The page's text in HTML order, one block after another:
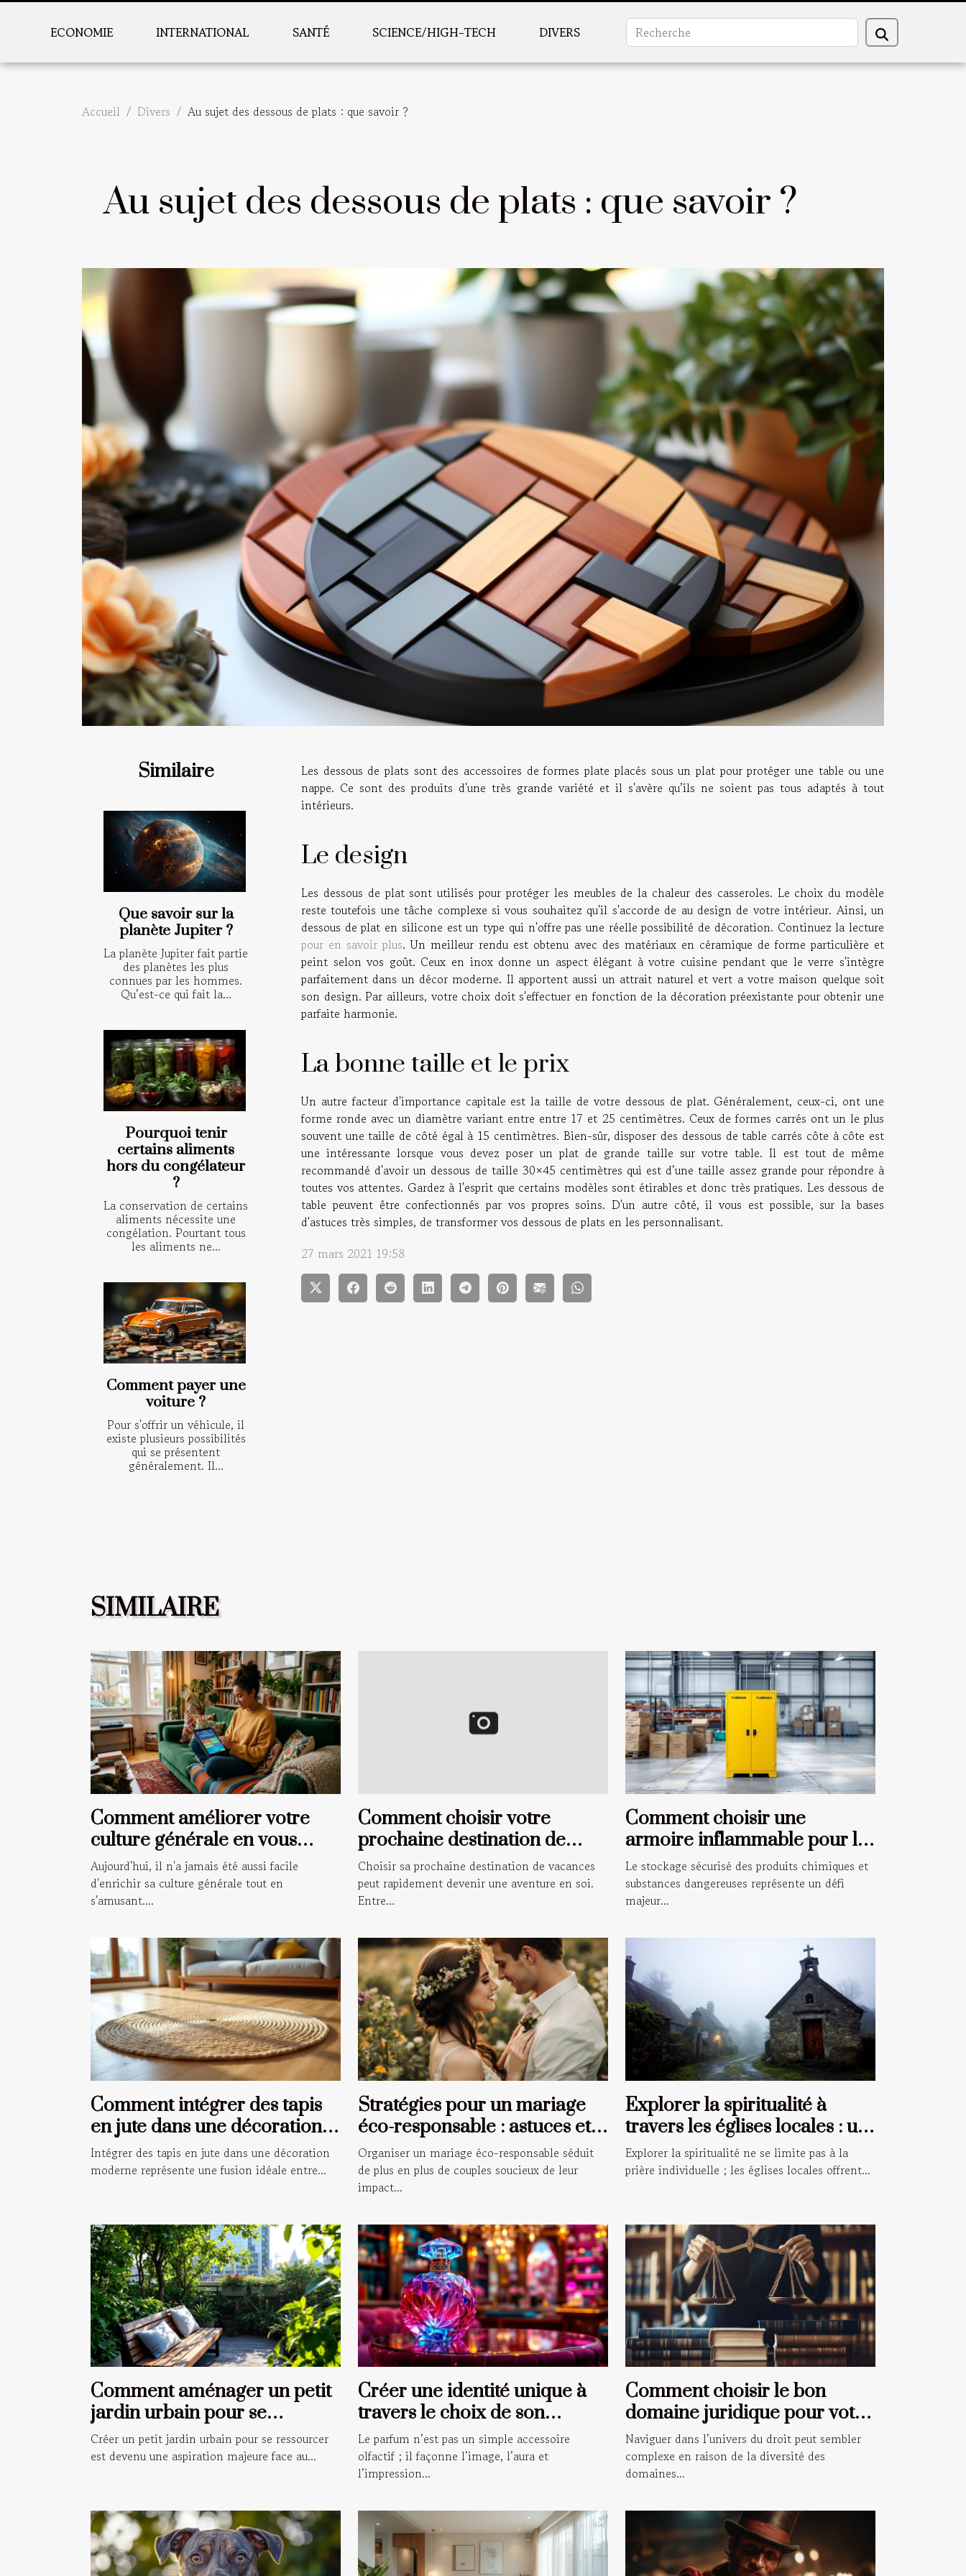
ECONOMIE INTERNATIONAL SANTÉ SCIENCE/HIGH-TECH DIVERS
Accueil Divers Au sujet des dessous de plats : que savoir ?
Au sujet des dessous de plats : que savoir ?
Similaire
Que savoir sur la
planète Jupiter ?
La planète Jupiter fait partie
des planètes les plus
connues par les hommes.
Qu’est-ce qui fait la...
Pourquoi tenir
certains aliments
hors du congélateur
?
La conservation de certains
aliments nécessite une
congélation. Pourtant tous
les aliments ne...
Comment payer une
voiture ?
Pour s'offrir un véhicule, il
existe plusieurs possibilités
qui se présentent
généralement. Il...
Les dessous de plats sont des accessoires de formes plate placés sous un plat pour protéger une table ou une
nappe. Ce sont des produits d'une très grande variété et il s'avère qu’ils ne soient pas tous adaptés à tout
intérieurs.
Le design
Les dessous de plat sont utilisés pour protéger les meubles de la chaleur des casseroles. Le choix du modèle
reste toutefois une tâche complexe si vous souhaitez qu'il s'accorde de au design de votre intérieur. Ainsi, un
dessous de plat en silicone est un type qui n'offre pas une réelle possibilité de décoration. Continuez la lecture
pour en savoir plus. Un meilleur rendu est obtenu avec des matériaux en céramique de forme particulière et
peint selon vos goût. Ceux en inox donne un aspect élégant à votre cuisine pendant que le verre s'intègre
parfaitement dans un décor moderne. Il apportent aussi un attrait naturel et vert a votre maison quelque soit
son design. Par ailleurs, votre choix doit s'effectuer en fonction de la décoration préexistante pour obtenir une
parfaite harmonie.
La bonne taille et le prix
Un autre facteur d'importance capitale est la taille de votre dessous de plat. Généralement, ceux-ci, ont une
forme ronde avec un diamètre variant entre entre 17 et 25 centimètres. Ceux de formes carrés ont un le plus
souvent une taille de côté égal à 15 centimètres. Bien-sûr, disposer des dessous de table carrés côte à côte est
une intéressante lorsque vous devez poser un plat de grande taille sur votre table. Il est tout de même
recommandé d'avoir un dessous de taille 30×45 centimètres qui est d’une taille assez grande pour répondre à
toutes vos attentes. Gardez à l'esprit que certains modèles sont étirables et donc très pratiques. Les dessous de
table peuvent être confectionnés par vos propres soins. D'un autre côté, il vous est possible, sur la bases
d'astuces très simples, de transformer vos dessous de plats en les personnalisant.
27 mars 2021 19:58
SIMILAIRE
Comment améliorer votre
culture générale en vous
amusant ?
Aujourd'hui, il n'a jamais été aussi facile
d'enrichir sa culture générale tout en
s'amusant....
Comment choisir votre
prochaine destination de
vacances ?
Choisir sa prochaine destination de vacances
peut rapidement devenir une aventure en soi.
Entre...
Comment choisir une
armoire inflammable pour la
sécurité de votre entreprise
Le stockage sécurisé des produits chimiques et
substances dangereuses représente un défi
majeur...
Comment intégrer des tapis
en jute dans une décoration
moderne ?
Intégrer des tapis en jute dans une décoration
moderne représente une fusion idéale entre...
Stratégies pour un mariage
éco-responsable : astuces et
conseils
Organiser un mariage éco-responsable séduit
de plus en plus de couples soucieux de leur
impact...
Explorer la spiritualité à
travers les églises locales : un
guide pour les croyants
Explorer la spiritualité ne se limite pas à la
prière individuelle ; les églises locales offrent...
Comment aménager un petit
jardin urbain pour se
ressourcer ?
Créer un petit jardin urbain pour se ressourcer
est devenu une aspiration majeure face au...
Créer une identité unique à
travers le choix de son
parfum
Le parfum n’est pas un simple accessoire
olfactif ; il façonne l’image, l’aura et
l’impression...
Comment choisir le bon
domaine juridique pour votre
situation ?
Naviguer dans l’univers du droit peut sembler
complexe en raison de la diversité des
domaines...